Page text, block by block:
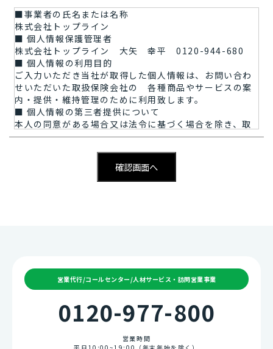
■事業者の氏名または名称
株式会社トップライン
■ 個人情報保護管理者
株式会社トップライン 大矢 幸平 0120-944-680
■ 個人情報の利用目的
ご入力いただき当社が取得した個人情報は、お問い合わ
せいただいた取扱保険会社の 各種商品やサービスの案
内・提供・維持管理のために利用致します。
■ 個人情報の第三者提供について
本人の同意がある場合又は法令に基づく場合を除き、取
得した個人情報を第三者に提供することはありません。
取得した個人情報の取扱いの全部又は、一部を委託する
■ 開示対象個人情報の開示等および問い合わせ窓口につ
開示等に応ずる窓口は、以下の「お問合せ先」をご覧下
さい。
当社に個人情報を提供されるかどうかは任意によるもの
ですが、必要な個人情報をいただけない場合、ご連絡等
■ 本人が容易に認識できない方法による個人情報の取得
営業代行/コールセンター/人材サービス・訪問営業事業
0120-977-800
営業時間